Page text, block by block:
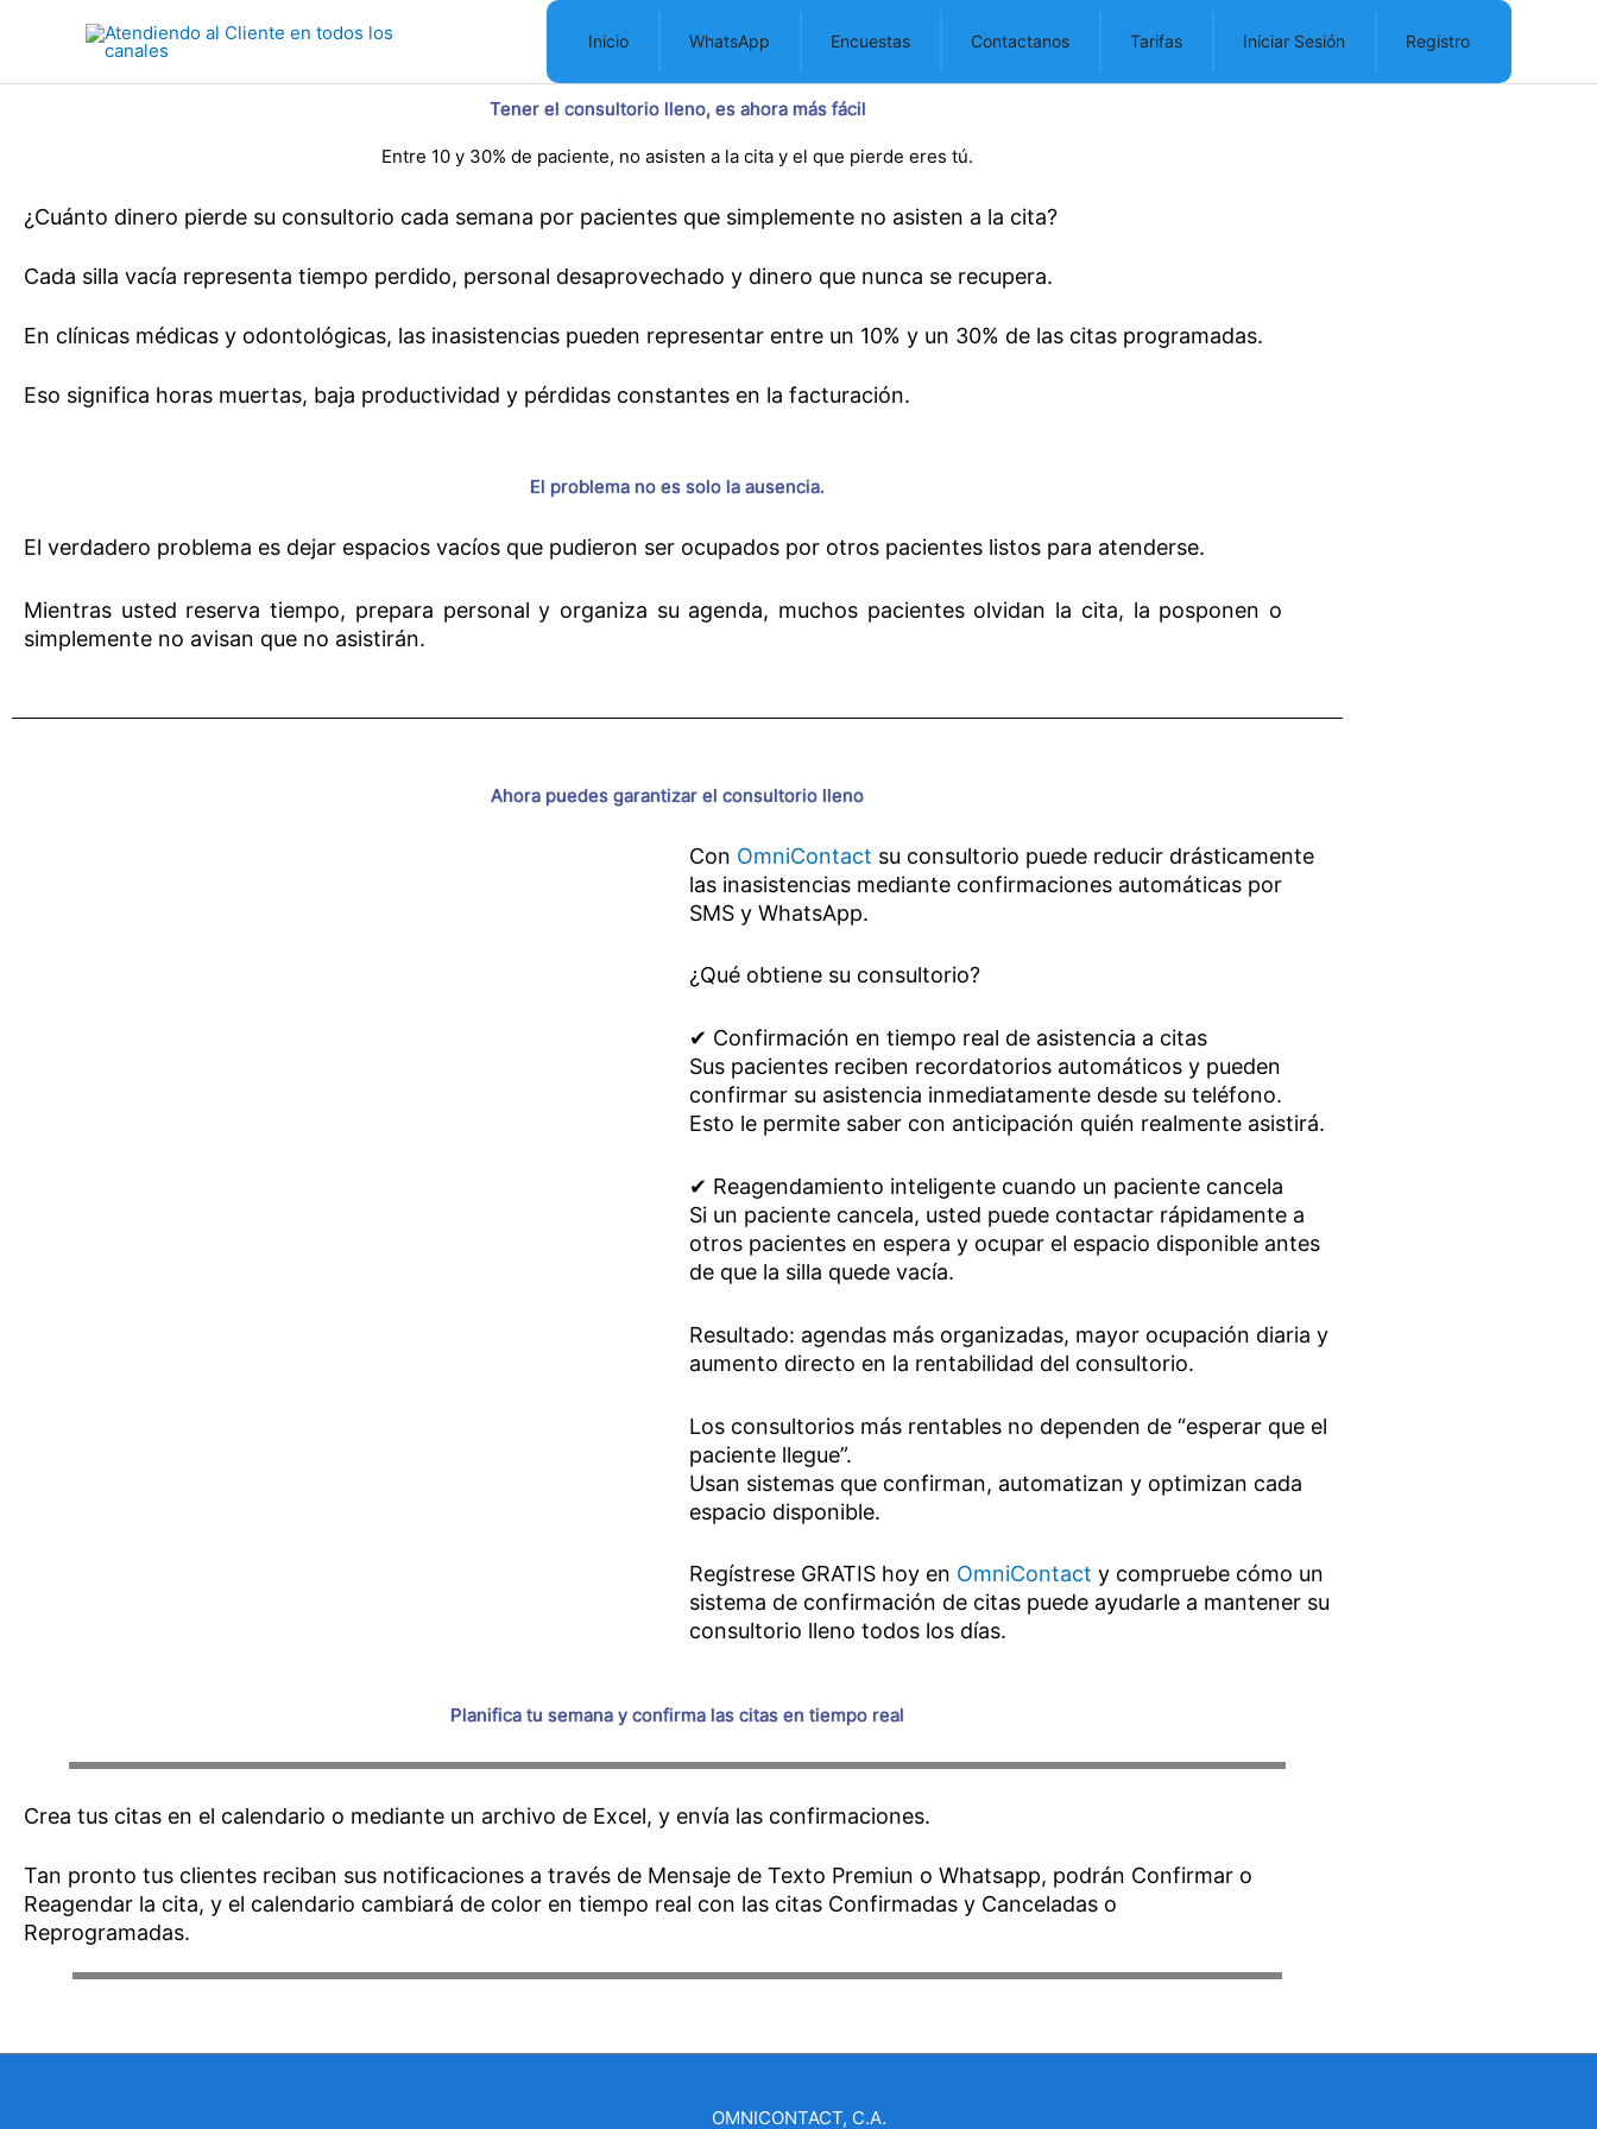
Inicio WhatsApp Encuestas Contactanos Tarifas Iniciar Sesión Registro
Tener el consultorio lleno, es ahora más fácil
Entre 10 y 30% de paciente, no asisten a la cita y el que pierde eres tú.
¿Cuánto dinero pierde su consultorio cada semana por pacientes que simplemente no asisten a la cita?
Cada silla vacía representa tiempo perdido, personal desaprovechado y dinero que nunca se recupera.
En clínicas médicas y odontológicas, las inasistencias pueden representar entre un 10% y un 30% de las citas programadas.
Eso significa horas muertas, baja productividad y pérdidas constantes en la facturación.
El problema no es solo la ausencia.
El verdadero problema es dejar espacios vacíos que pudieron ser ocupados por otros pacientes listos para atenderse.
Mientras usted reserva tiempo, prepara personal y organiza su agenda, muchos pacientes olvidan la cita, la posponen o
simplemente no avisan que no asistirán.
Ahora puedes garantizar el consultorio lleno
Con OmniContact su consultorio puede reducir drásticamente
las inasistencias mediante confirmaciones automáticas por
SMS y WhatsApp.
¿Qué obtiene su consultorio?
✔ Confirmación en tiempo real de asistencia a citas
Sus pacientes reciben recordatorios automáticos y pueden
confirmar su asistencia inmediatamente desde su teléfono.
Esto le permite saber con anticipación quién realmente asistirá.
✔ Reagendamiento inteligente cuando un paciente cancela
Si un paciente cancela, usted puede contactar rápidamente a
otros pacientes en espera y ocupar el espacio disponible antes
de que la silla quede vacía.
Resultado: agendas más organizadas, mayor ocupación diaria y
aumento directo en la rentabilidad del consultorio.
Los consultorios más rentables no dependen de “esperar que el
paciente llegue”.
Usan sistemas que confirman, automatizan y optimizan cada
espacio disponible.
Regístrese GRATIS hoy en OmniContact y compruebe cómo un
sistema de confirmación de citas puede ayudarle a mantener su
consultorio lleno todos los días.
Planifica tu semana y confirma las citas en tiempo real
Crea tus citas en el calendario o mediante un archivo de Excel, y envía las confirmaciones.
Tan pronto tus clientes reciban sus notificaciones a través de Mensaje de Texto Premiun o Whatsapp, podrán Confirmar o
Reagendar la cita, y el calendario cambiará de color en tiempo real con las citas Confirmadas y Canceladas o
Reprogramadas.
OMNICONTACT, C.A.